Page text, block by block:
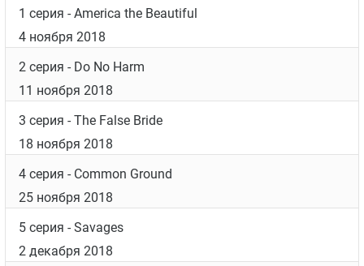
«Черного Джэка» Рэндалла.) часто дурачимся,
поэтому ей нужно быть стойкой, работая с нами.
Что она и делает.
Дата выхода
Список серий